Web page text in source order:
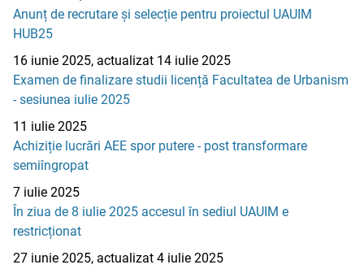
Anunț de recrutare și selecție pentru proiectul UAUIM
HUB25
16 iunie 2025, actualizat 14 iulie 2025
Examen de finalizare studii licență Facultatea de Urbanism
- sesiunea iulie 2025
11 iulie 2025
Achiziție lucrări AEE spor putere - post transformare
semiîngropat
7 iulie 2025
În ziua de 8 iulie 2025 accesul în sediul UAUIM e
restricționat
27 iunie 2025, actualizat 4 iulie 2025